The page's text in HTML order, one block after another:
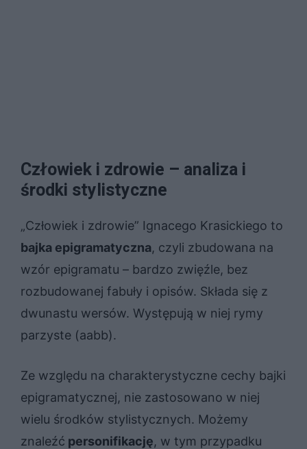
Człowiek i zdrowie – analiza i
środki stylistyczne
„Człowiek i zdrowie” Ignacego Krasickiego to
bajka epigramatyczna, czyli zbudowana na
wzór epigramatu – bardzo zwięźle, bez
rozbudowanej fabuły i opisów. Składa się z
dwunastu wersów. Występują w niej rymy
parzyste (aabb).
Ze względu na charakterystyczne cechy bajki
epigramatycznej, nie zastosowano w niej
wielu środków stylistycznych. Możemy
znaleźć personifikację, w tym przypadku